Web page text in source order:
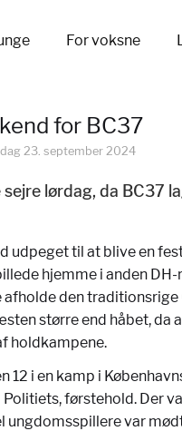
For voksne
for BC37
23. september 2024
lørdag, da BC37
udpeget til at blive en
hjemme i anden
den traditionsrige
større end håbet, da
holdkampene.
12 i en kamp i
førstehold. Der
ungdomsspillere var